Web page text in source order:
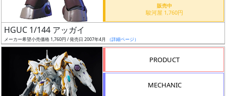
安
値
販売中
駿河屋 1,760円
HGUC 1/144 アッガイ
メーカー希望小売価格 1,760円 / 発売日 2007年4月 （詳細ページ）
PRODUCT
MECHANIC